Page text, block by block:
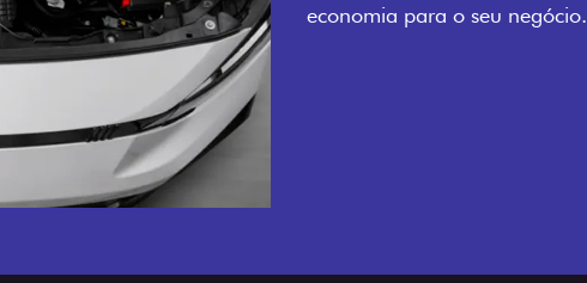
economia para o seu negócio.